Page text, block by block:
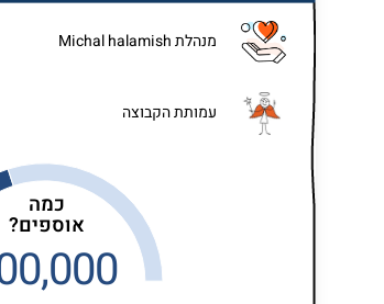
מנהלת Michal halamish
עמותת הקבוצה
כמה
אוספים?